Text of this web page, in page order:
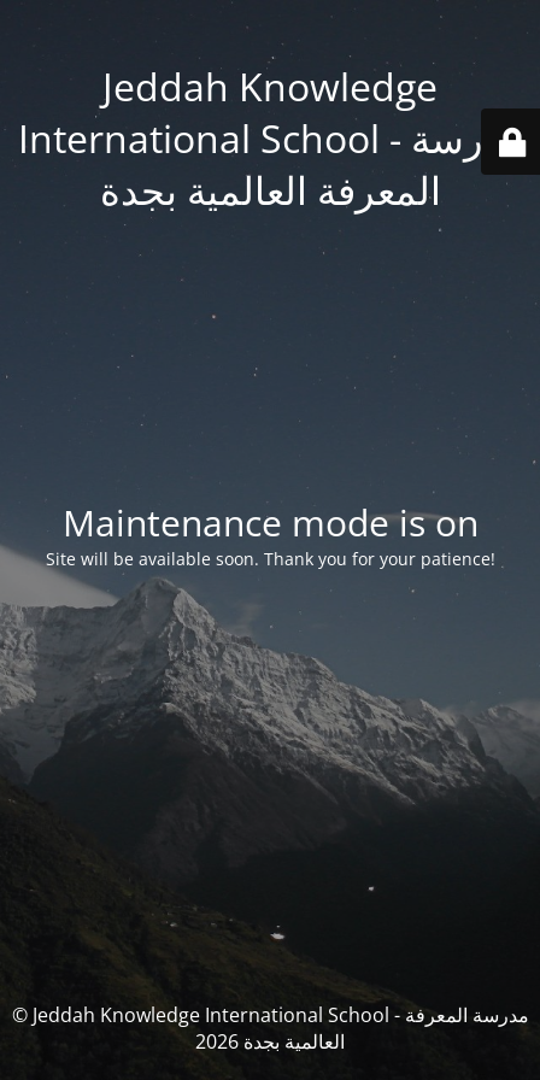
Jeddah Knowledge
International School - مدرسة
المعرفة العالمية بجدة
Maintenance mode is on
Site will be available soon. Thank you for your patience!
© Jeddah Knowledge International School - مدرسة المعرفة
العالمية بجدة 2026